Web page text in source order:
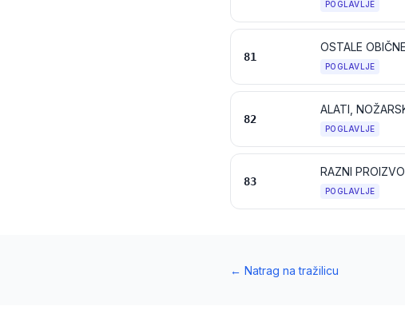
POGLAVLJE
81
OSTALE
POGLAVLJE
82
POGLAVLJE
83
RAZNI
POGLAVLJE
← Natrag na tražilicu